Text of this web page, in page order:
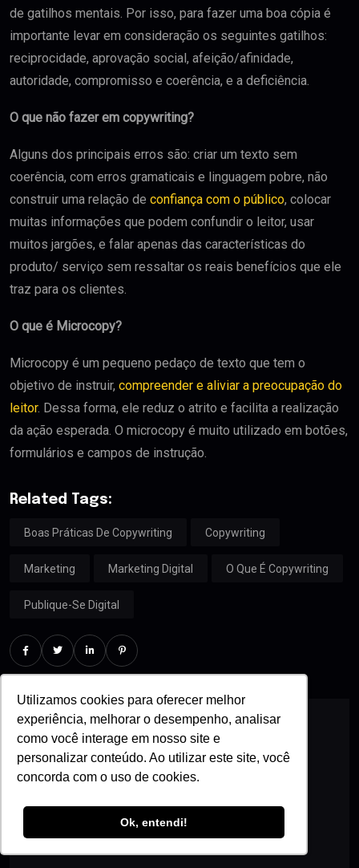
Utilizamos cookies para oferecer melhor
experiência, melhorar o desempenho, analisar
como você interage em nosso site e
personalizar conteúdo. Ao utilizar este site, você
concorda com o uso de cookies.
Ok, entendi!
de gatilhos mentais. Por isso, para fazer uma boa cópia é
importante levar em consideração os seguintes gatilhos:
reciprocidade, aprovação social, afeição/afinidade,
autoridade, compromisso e coerência, e a deficiência.
O que não fazer em copywriting?
Alguns dos principais erros são: criar um texto sem
coerência, com erros gramaticais e linguagem pobre, não
construir uma relação de confiança com o público, colocar
muitas informações que podem confundir o leitor, usar
muitos jargões, e falar apenas das características do
produto/ serviço sem ressaltar os reais benefícios que ele
traz para os clientes.
O que é Microcopy?
Microcopy é um pequeno pedaço de texto que tem o
objetivo de instruir, compreender e aliviar a preocupação do
leitor. Dessa forma, ele reduz o atrito e facilita a realização
da ação esperada. O microcopy é muito utilizado em botões,
formulários e campos de instrução.
Related Tags:
Boas Práticas De Copywriting Copywriting
Marketing Marketing Digital O Que É Copywriting
Publique-Se Digital
Admin